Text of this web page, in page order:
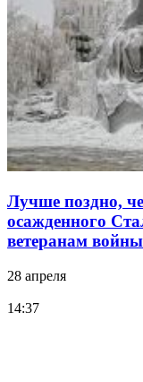
Лучше поздно,
осажденного
ветеранам войны
28 апреля
14:37